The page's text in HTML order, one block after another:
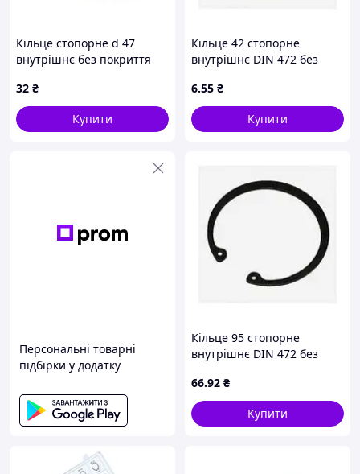
Кільце стопорне d 47
внутрішнє без покриття
32 ₴
Купити
Кільце 42 стопорне
внутрішнє DIN 472 без
6.55 ₴
Купити
Персональні товарні
підбірки у додатку
Кільце 95 стопорне
внутрішнє DIN 472 без
66.92 ₴
Купити